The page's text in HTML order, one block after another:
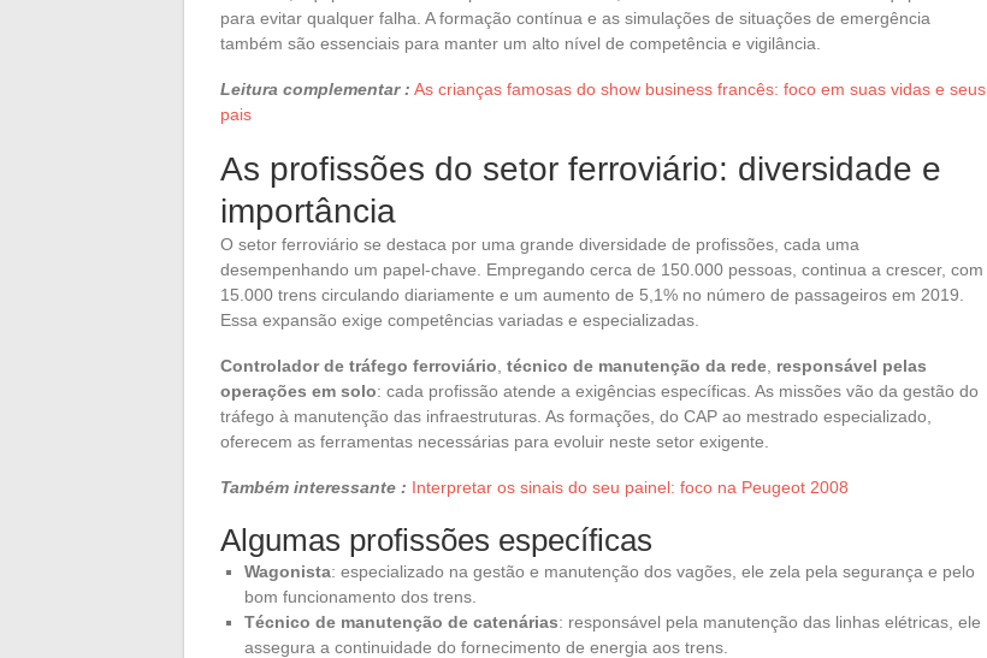
para evitar qualquer falha. A formação contínua e as simulações de situações de emergência
também são essenciais para manter um alto nível de competência e vigilância.
Leitura complementar : As crianças famosas do show business francês: foco em suas vidas e seus
pais
As profissões do setor ferroviário: diversidade e
importância
O setor ferroviário se destaca por uma grande diversidade de profissões, cada uma
desempenhando um papel-chave. Empregando cerca de 150.000 pessoas, continua a crescer, com
15.000 trens circulando diariamente e um aumento de 5,1% no número de passageiros em 2019.
Essa expansão exige competências variadas e especializadas.
Controlador de tráfego ferroviário técnico de manutenção da rede responsável pelas
operações em solo: cada profissão atende a exigências específicas. As missões vão da gestão do
tráfego à manutenção das infraestruturas. As formações, do CAP ao mestrado especializado,
oferecem as ferramentas necessárias para evoluir neste setor exigente.
Também interessante : Interpretar os sinais do seu painel: foco na Peugeot 2008
Algumas profissões específicas
Wagonista: especializado na gestão e manutenção dos vagões, ele zela pela segurança e pelo
bom funcionamento dos trens.
Técnico de manutenção de catenárias: responsável pela manutenção das linhas elétricas, ele
assegura a continuidade do fornecimento de energia aos trens.